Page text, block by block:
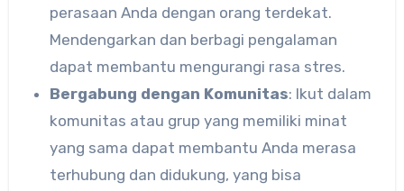
perasaan Anda dengan orang terdekat.
Mendengarkan dan berbagi pengalaman
dapat membantu mengurangi rasa stres.
Bergabung dengan Komunitas: Ikut dalam
komunitas atau grup yang memiliki minat
yang sama dapat membantu Anda merasa
terhubung dan didukung, yang bisa